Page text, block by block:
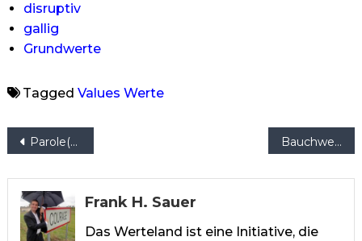
disruptiv
gallig
Grundwerte
Tagged Values Werte
Beitragsnavigation
Parole(n) versus Haltung (Schaubild) Bauchwerte
Frank H. Sauer
Das Werteland ist eine Initiative, die